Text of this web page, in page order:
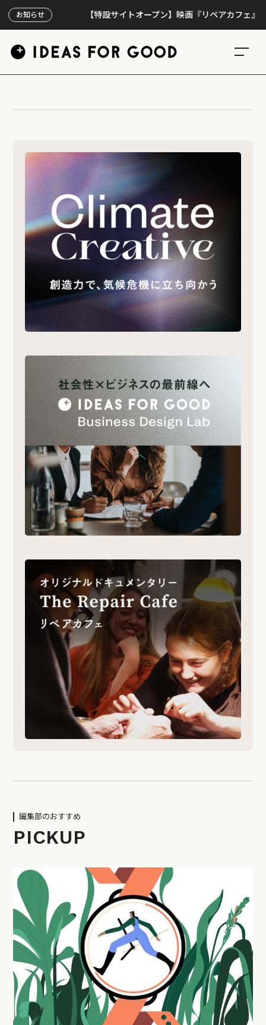
お知らせ 【特設サイトオープン】映画『リペアカフェ』、上
編集部のおすすめ
PICKUP